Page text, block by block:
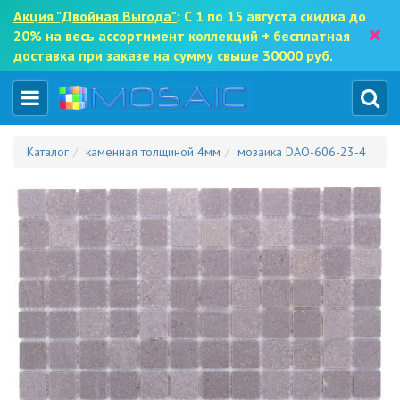
Акция "Двойная Выгода": С 1 по 15 августа скидка до
20% на весь ассортимент коллекций + бесплатная
доставка при заказе на сумму свыше 30000 руб.
×
Каталог каменная толщиной 4мм мозаика DAO-606-23-4